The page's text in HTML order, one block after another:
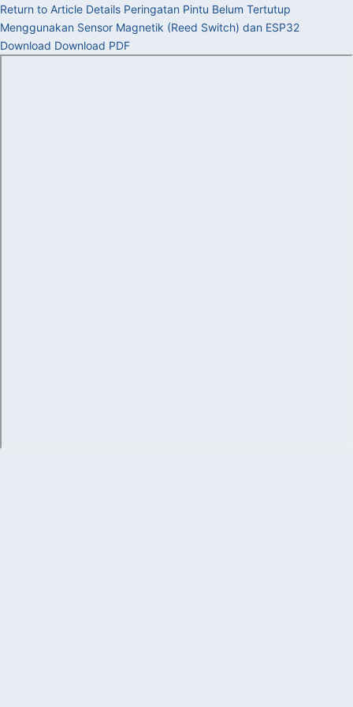
Return to Article Details Peringatan Pintu Belum Tertutup
Menggunakan Sensor Magnetik (Reed Switch) dan ESP32
Download Download PDF